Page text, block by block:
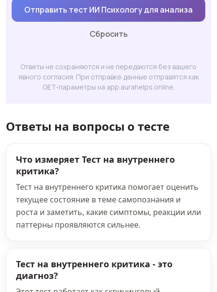
Отправить тест ИИ Психологу для анализа
Сбросить
Ответы не сохраняются и не передаются без вашего
явного согласия. При отправке данные отправятся как
GET-параметры на app.aurahelps.online.
Ответы на вопросы о тесте
Что измеряет Тест на внутреннего
критика?
Тест на внутреннего критика помогает оценить
текущее состояние в теме самопознания и
роста и заметить, какие симптомы, реакции или
паттерны проявляются сильнее.
Тест на внутреннего критика - это
диагноз?